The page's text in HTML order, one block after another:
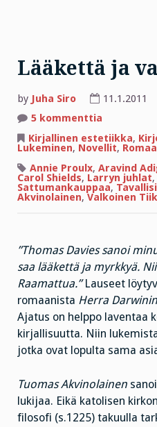
Lääkettä ja
by Juha Siro 11.1.2011
5 kommenttia
ja
Kirjallinen estetiikka,
Lukeminen, Novellit,
Annie Proulx, Aravind
Carol Shields, Larryn juhlat,
Sattumankauppaa,
Akvinolainen,Valkoinen
”Thomas Davies sanoi
saa lääkettä ja myrkkyä.
Raamattua.”Lauseet
romaanista Herra
Ajatus on helppo laventaa
kirjallisuutta. Niin
jotka ovat lopulta sama
Tuomas Akvinolainen
lukijaa. Eikä katolisen
filosofi (s.1225) takuulla